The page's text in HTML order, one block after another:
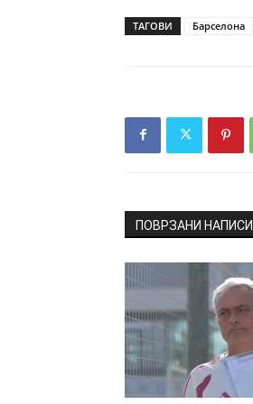
ТАГОВИ Барселона
ПОВРЗАНИ НАПИСИ